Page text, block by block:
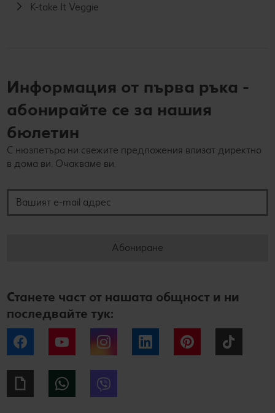
K-take It Veggie
Информация от първа ръка -
абонирайте се за нашия
бюлетин
С нюзлетъра ни свежите предложения влизат директно
в дома ви. Очакваме ви.
Абониране
Станете част от нашата общност и ни
последвайте тук:
Facebook YouTube Instagram LinkedIn Pinterest
Giphy WhatsApp